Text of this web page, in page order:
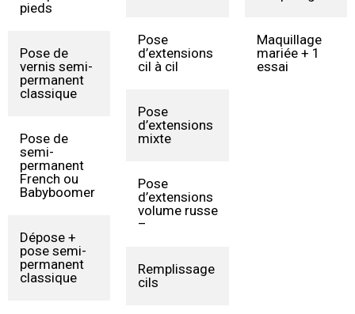
pieds
Pose de
vernis semi-
permanent
classique
33€
Pose de
semi-
permanent
French ou
Babyboomer
38€
Dépose +
pose semi-
permanent
classique
Pose
d’extensions
cil à cil
59€
Pose
d’extensions
mixte
Pose
d’extensions
volume russe
–
Remplissage
cils
Maquillage
mariée + 1
essai